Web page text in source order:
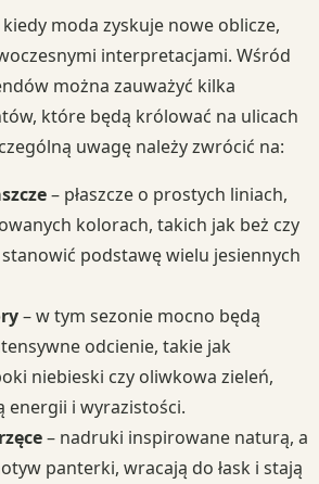
kiedy moda zyskuje nowe oblicze,
interpretacjami. Wśród
można zauważyć kilka
które będą królować na ulicach
uwagę należy zwrócić na:
– płaszcze o prostych liniach,
kolorach, takich jak beż czy
podstawę wielu jesiennych
– w tym sezonie mocno będą
odcienie, takie jak
niebieski czy oliwkowa zieleń,
energii i wyrazistości.
– nadruki inspirowane naturą, a
panterki, wracają do łask i stają